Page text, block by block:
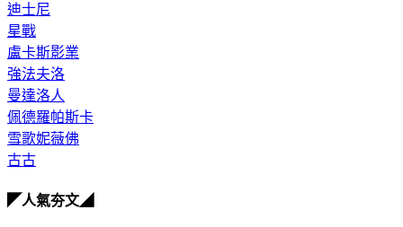
迪士尼
星戰
盧卡斯影業
強法夫洛
曼達洛人
佩德羅帕斯卡
雪歌妮薇佛
古古
◤人氣夯文◢